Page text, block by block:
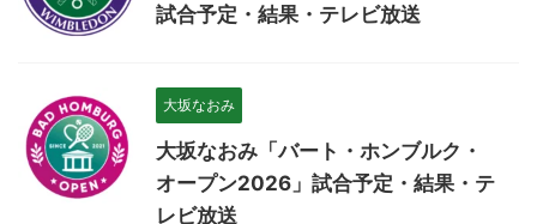
試合予定・結果・テレビ放送
大坂なおみ
大坂なおみ「バート・ホンブルク・
オープン2026」試合予定・結果・テ
レビ放送